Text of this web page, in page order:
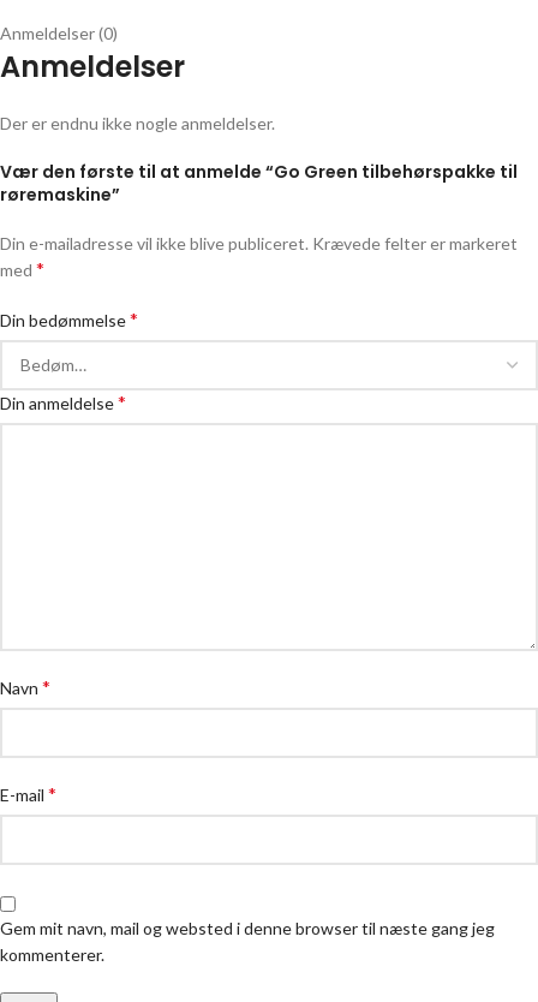
Anmeldelser (0)
Anmeldelser
Der er endnu ikke nogle anmeldelser.
Vær den første til at anmelde “Go Green tilbehørspakke til
røremaskine”
Din e-mailadresse vil ikke blive publiceret. Krævede felter er markeret
med *
Din bedømmelse*
Din anmeldelse*
Navn *
E-mail *
Gem mit navn, mail og websted i denne browser til næste gang jeg
kommenterer.